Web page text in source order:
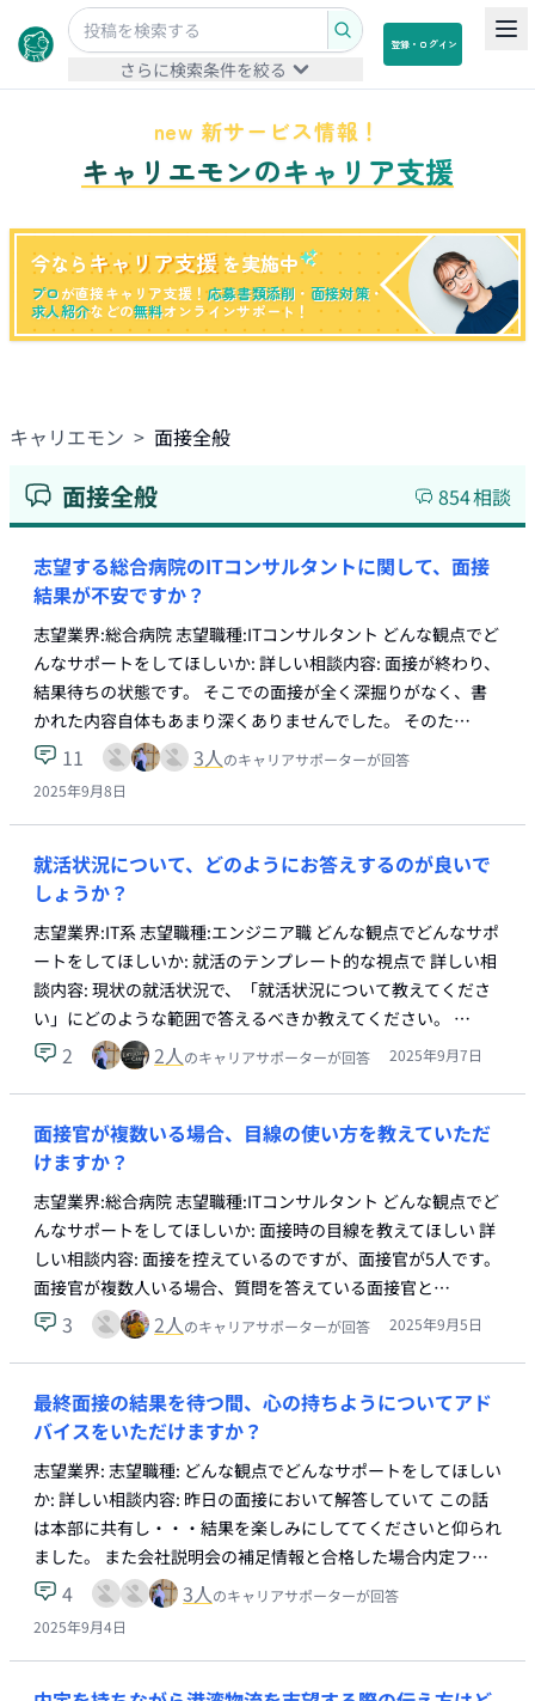
さらに検索条件を絞る
登録・ログイン
new 新サービス情報！
キャリエモンのキャリア支援
今なら キャリア支援 を実施中
プロが直接キャリア支援！応募書類添削 ・ 面接対策・
求人紹介などの無料オンラインサポート！
キャリエモン > 面接全般
面接全般 854相談
志望する総合病院のITコンサルタントに関して、面接
結果が不安ですか？
志望業界:総合病院 志望職種:ITコンサルタント どんな観点でど
んなサポートをしてほしいか: 詳しい相談内容: 面接が終わり、
結果待ちの状態です。 そこでの面接が全く深掘りがなく、書
かれた内容自体もあまり深くありませんでした。 そのた…
11 3人のキャリアサポーターが回答
2025年9月8日
就活状況について、どのようにお答えするのが良いで
しょうか？
志望業界:IT系 志望職種:エンジニア職 どんな観点でどんなサポ
ートをしてほしいか: 就活のテンプレート的な視点で 詳しい相
談内容: 現状の就活状況で、「就活状況について教えてくださ
い」にどのような範囲で答えるべきか教えてください。 …
2 2人のキャリアサポーターが回答 2025年9月7日
面接官が複数いる場合、目線の使い方を教えていただ
けますか？
志望業界:総合病院 志望職種:ITコンサルタント どんな観点でど
んなサポートをしてほしいか: 面接時の目線を教えてほしい 詳
しい相談内容: 面接を控えているのですが、面接官が5人です。
面接官が複数人いる場合、質問を答えている面接官と…
3 2人のキャリアサポーターが回答 2025年9月5日
最終面接の結果を待つ間、心の持ちようについてアド
バイスをいただけますか？
志望業界: 志望職種: どんな観点でどんなサポートをしてほしい
か: 詳しい相談内容: 昨日の面接において解答していて この話
は本部に共有し・・・結果を楽しみにしててくださいと仰られ
ました。 また会社説明会の補足情報と合格した場合内定フ…
4 3人のキャリアサポーターが回答
2025年9月4日